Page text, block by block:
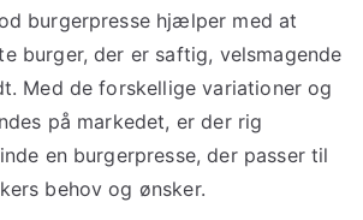
burgerpresse hjælper med at
burger, der er saftig, velsmagende
Med de forskellige variationer og
på markedet, er der rig
en burgerpresse, der passer til
behov og ønsker.